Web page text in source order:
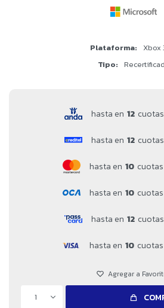
Plataforma
Xbox
Tipo
hasta en 12
hasta en 12
hasta en 10
hasta en 10
hasta en 12
hasta en 10
1